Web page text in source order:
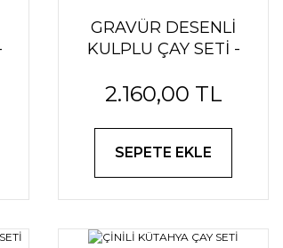
GRAVÜR DESENLİ
KULPLU ÇAY SETİ -
2.160,00 TL
SEPETE EKLE